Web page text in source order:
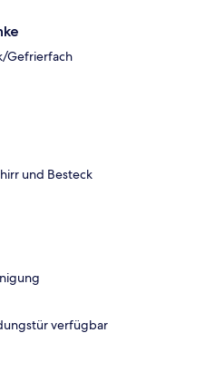
Gefrierfach
und Besteck
verfügbar